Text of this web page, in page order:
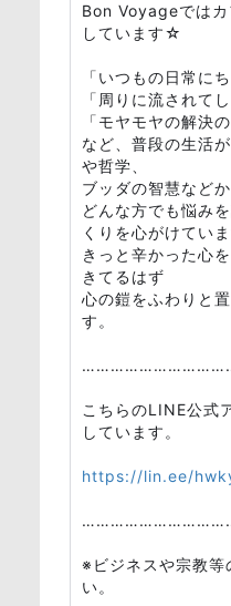
Bon Voyageではカ
しています☆
「いつもの日常に
「周りに流されて
「モヤモヤの解決
など、普段の生活
や哲学、
ブッダの智慧など
どんな方でも悩み
くりを心がけていま
きっと辛かった心
きてるはず
心の鎧をふわりと
す。
こちらのLINE公式
しています。
https://lin.ee/
※ビジネスや宗教等
い。